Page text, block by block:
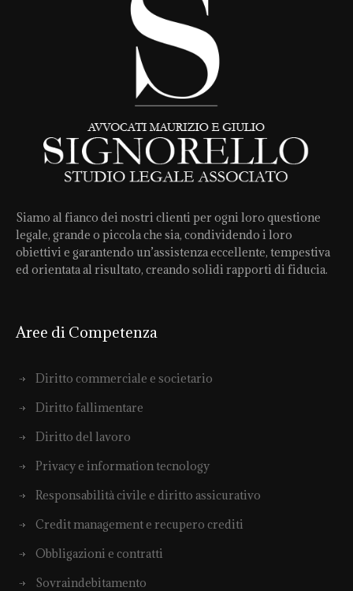
Siamo al fianco dei nostri clienti per ogni loro questione
legale, grande o piccola che sia, condividendo i loro
obiettivi e garantendo un’assistenza eccellente, tempestiva
ed orientata al risultato, creando solidi rapporti di fiducia.
Aree di Competenza
Diritto commerciale e societario
Diritto fallimentare
Diritto del lavoro
Privacy e information tecnology
Responsabilità civile e diritto assicurativo
Credit management e recupero crediti
Obbligazioni e contratti
Sovraindebitamento